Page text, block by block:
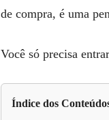
de compra, é uma
Você só precisa
Índice dos